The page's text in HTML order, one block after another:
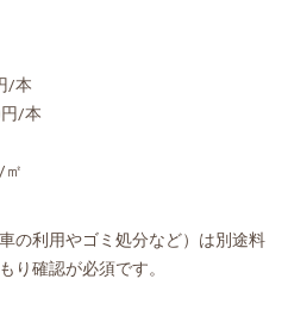
/本
/本
㎡
の利用やゴミ処分など）は別途料
り確認が必須です。